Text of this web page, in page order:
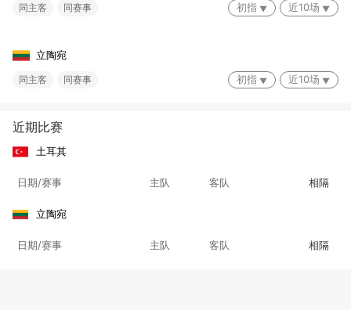
同主客 同赛事 初指 近10场
立陶宛
同主客 同赛事 初指 近10场
近期比赛
土耳其
日期/赛事 主队 客队 相隔
立陶宛
日期/赛事 主队 客队 相隔